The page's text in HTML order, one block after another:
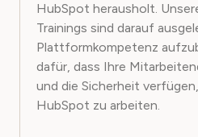
HubSpot herausholt.
Trainings sind darauf
Plattformkompetenz
dafür, dass Ihre
und die Sicherheit
HubSpot zu arbeiten.